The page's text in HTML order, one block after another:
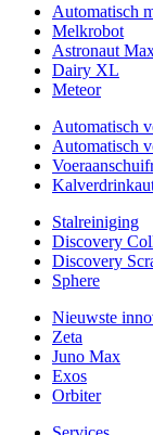
Automatisch
Melkrobot
Astronaut
Dairy XL
Meteor
Automatisch
Automatisch
Stalreiniging
Discovery
Discovery
Sphere
Nieuwste
Zeta
Juno Max
Exos
Orbiter